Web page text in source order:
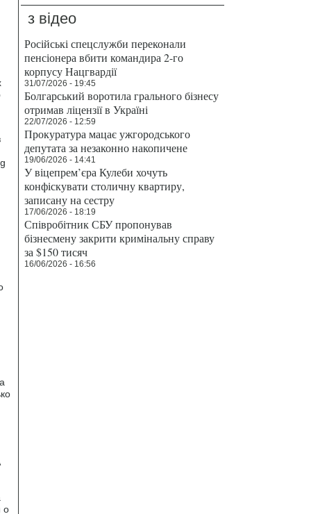
о
з відео
Російські спецслужби переконали
пенсіонера вбити командира 2-го
корпусу Нацгвардії
31/07/2026 - 19:45
Болгарський воротила грального бізнесу
отримав ліцензії в Україні
22/07/2026 - 12:59
Прокуратура мацає ужгородського
депутата за незаконно накопичене
19/06/2026 - 14:41
У віцепрем’єра Кулеби хочуть
конфіскувати столичну квартиру,
записану на сестру
17/06/2026 - 18:19
Співробітник СБУ пропонував
бізнесмену закрити кримінальну справу
за $150 тисяч
16/06/2026 - 16:56